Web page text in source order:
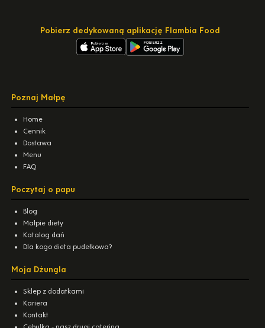
Pobierz dedykowaną aplikację Flambia Food
Poznaj Małpę
Home
Cennik
Dostawa
Menu
FAQ
Poczytaj o papu
Blog
Małpie diety
Katalog dań
Dla kogo dieta pudełkowa?
Moja Dżungla
Sklep z dodatkami
Kariera
Kontakt